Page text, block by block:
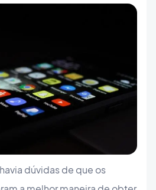
dúvidas de que os